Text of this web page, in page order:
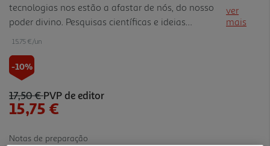
tecnologias nos estão a afastar de nós, do nosso
poder divino. Pesquisas científicas e ideias
espirituais para entendermos o verdadeiro
Humanidade diante da imposição d a IA e da
tecnologia. O autor tem muitos seguidores em
Portugal e vem cá com frequência dar cursos e
conferências; os seus livros têm vendas regulares.
Youtube, 335 mil no Tik Tok
ver
mais
15.75 €/un
-10%
17,50 €PVP de editor
15,75 €
Notas de preparação